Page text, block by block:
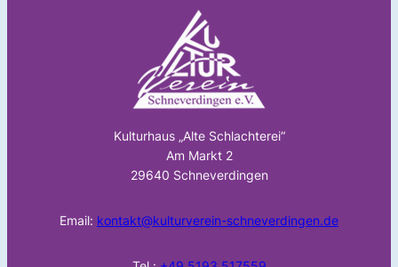
Kulturhaus „Alte Schlachterei“
Am Markt 2
29640 Schneverdingen
Email: kontakt@kulturverein-schneverdingen.de